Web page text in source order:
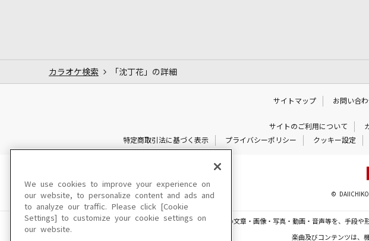
カラオケ検索 「沈丁花」の詳細
サイトマップ お問い合
サイトのご利用について
特定商取引法に基づく表示
プライバシーポリシー クッキー設定
©
このサイトに掲載されている一切の文章・画像・写真・動画・音声等を、手段
楽曲及びコンテンツは、
We use cookies to improve your experience on
our website, to personalize content and ads and
to analyze our traffic. Please click [Cookie
Settings] to customize your cookie settings on
our website.